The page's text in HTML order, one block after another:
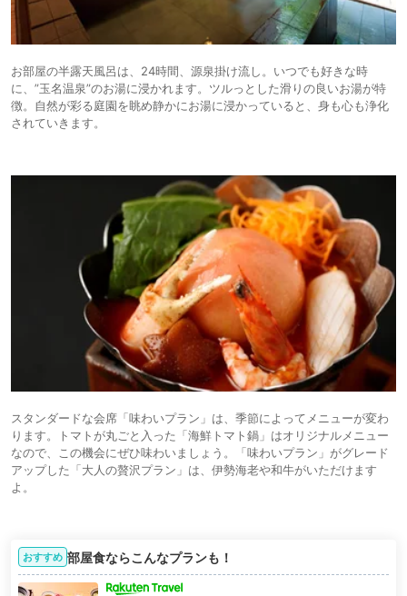
お部屋の半露天風呂は、24時間、源泉掛け流し。いつでも好きな時
に、”玉名温泉”のお湯に浸かれます。ツルっとした滑りの良いお湯が特
徴。自然が彩る庭園を眺め静かにお湯に浸かっていると、身も心も浄化
されていきます。
スタンダードな会席「味わいプラン」は、季節によってメニューが変わ
ります。トマトが丸ごと入った「海鮮トマト鍋」はオリジナルメニュー
なので、この機会にぜひ味わいましょう。「味わいプラン」がグレード
アップした「大人の贅沢プラン」は、伊勢海老や和牛がいただけます
よ。
おすすめ 部屋食ならこんなプランも！